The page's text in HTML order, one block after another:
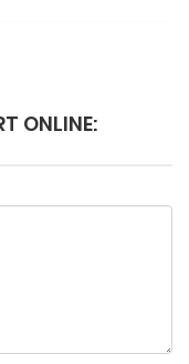
ONLINE: